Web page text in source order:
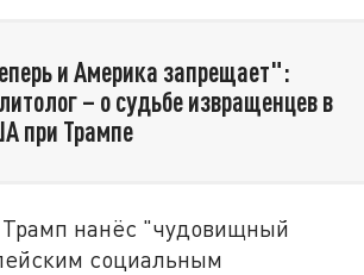
и Америка запрещает":
– о судьбе извращенцев в
при Трампе
нанёс "чудовищный
социальным